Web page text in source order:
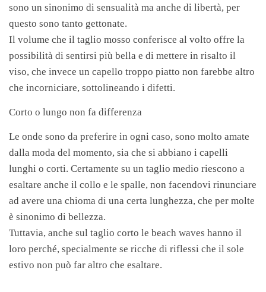
sono un sinonimo di sensualità ma anche di libertà, per
questo sono tanto gettonate.
Il volume che il taglio mosso conferisce al volto offre la
possibilità di sentirsi più bella e di mettere in risalto il
viso, che invece un capello troppo piatto non farebbe altro
che incorniciare, sottolineando i difetti.
Corto o lungo non fa differenza
Le onde sono da preferire in ogni caso, sono molto amate
dalla moda del momento, sia che si abbiano i capelli
lunghi o corti. Certamente su un taglio medio riescono a
esaltare anche il collo e le spalle, non facendovi rinunciare
ad avere una chioma di una certa lunghezza, che per molte
è sinonimo di bellezza.
Tuttavia, anche sul taglio corto le beach waves hanno il
loro perché, specialmente se ricche di riflessi che il sole
estivo non può far altro che esaltare.